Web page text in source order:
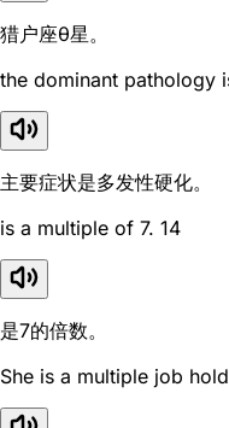
猎户座θ星。
the dominant pathology
主要症状是多发性硬化。
is a multiple of 7. 14
是7的倍数。
She is a multiple job